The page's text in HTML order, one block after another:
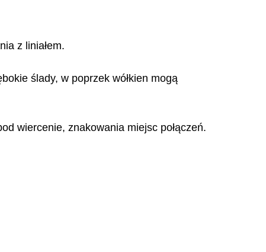
z liniałem.
ślady, w poprzek wółkien mogą
wiercenie, znakowania miejsc połączeń.